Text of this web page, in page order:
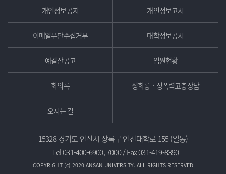
개인정보공지 개인정보고시
이메일무단수집거부 대학정보공시
예결산공고 임원현황
회의록 성희롱ㆍ성폭력고충상담
오시는 길
15328 경기도 안산시 상록구 안산대학로 155 (일동)
Tel 031-400-6900, 7000 / Fax 031-419-8390
COPYRIGHT (c) 2020 ANSAN UNIVERSITY. ALL RIGHTS RESERVED